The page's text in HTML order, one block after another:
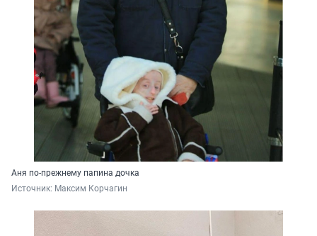
Аня по-прежнему папина дочка
Источник: Максим Корчагин